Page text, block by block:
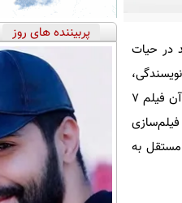
در حیات
از جمله نویسندگی،
کارگردانی، تهیه کنندگی، فیلم‌برداری و صدابرداری فیلمش را به عهده گرفت و «ال ماریاچی» را ساخت. رودریگز برای آن فیلم ۷
فیلم‌سازی
مستقل به
پربیننده های روز